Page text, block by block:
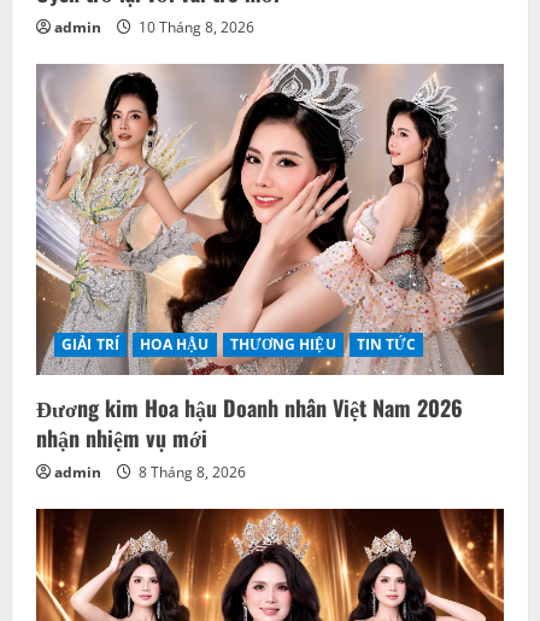
admin 10 Tháng 8, 2026
GIẢI TRÍ HOA HẬU THƯƠNG HIỆU TIN TỨC
Đương kim Hoa hậu Doanh nhân Việt Nam 2026
nhận nhiệm vụ mới
admin 8 Tháng 8, 2026